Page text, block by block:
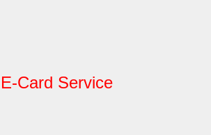
E-Card Service